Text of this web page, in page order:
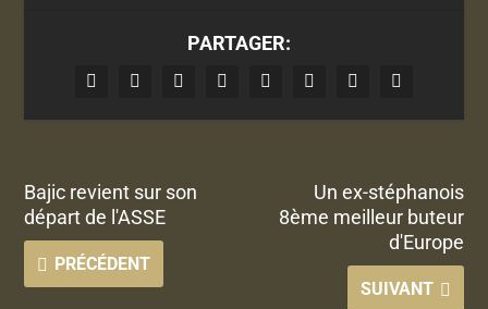
PARTAGER:
Bajic revient sur son
départ de l'ASSE
PRÉCÉDENT
Un ex-stéphanois
8ème meilleur buteur
d'Europe
SUIVANT